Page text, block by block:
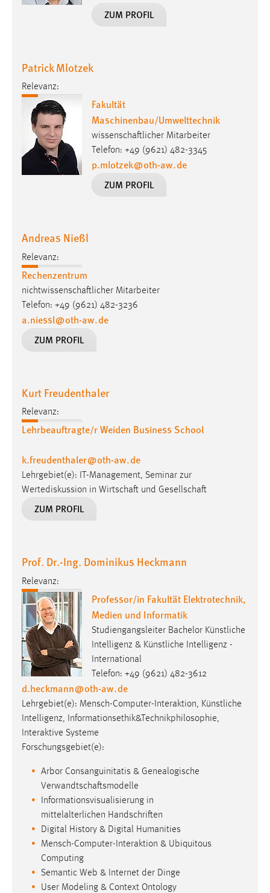
ZUM PROFIL
Patrick Mlotzek
Relevanz:
Fakultät
Maschinenbau/Umwelttechnik
wissenschaftlicher Mitarbeiter
Telefon: +49 (9621) 482-3345
p.mlotzek@oth-aw.de
ZUM PROFIL
Andreas Nießl
Relevanz:
Rechenzentrum
nichtwissenschaftlicher Mitarbeiter
Telefon: +49 (9621) 482-3236
a.niessl@oth-aw.de
ZUM PROFIL
Kurt Freudenthaler
Relevanz:
Lehrbeauftragte/r Weiden Business School
k.freudenthaler@oth-aw.de
Lehrgebiet(e): IT-Management, Seminar zur
Wertediskussion in Wirtschaft und Gesellschaft
ZUM PROFIL
Prof. Dr.-Ing. Dominikus Heckmann
Relevanz:
Professor/in Fakultät Elektrotechnik,
Medien und Informatik
Studiengangsleiter Bachelor Künstliche
Intelligenz & Künstliche Intelligenz -
International
Telefon: +49 (9621) 482-3612
d.heckmann@oth-aw.de
Lehrgebiet(e): Mensch-Computer-Interaktion, Künstliche
Intelligenz, Informationsethik&Technikphilosophie,
Interaktive Systeme
Forschungsgebiet(e):
Arbor Consanguinitatis & Genealogische
Verwandtschaftsmodelle
Informationsvisualisierung in
mittelalterlichen Handschriften
Digital History & Digital Humanities
Mensch-Computer-Interaktion & Ubiquitous
Computing
Semantic Web & Internet der Dinge
User Modeling & Context Ontology
Conversion-Tracking
Facebook Pixel
Name:
Anbieter:
Facebook
Zweck:
EXTERNE MEDIEN
Um Inhalte von Videoplattformen und Social Media
Plattformen anzeigen zu können, werden von diesen
externen Medien Cookies gesetzt.
Vimeo